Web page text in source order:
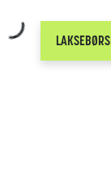
LAKSEBØRS